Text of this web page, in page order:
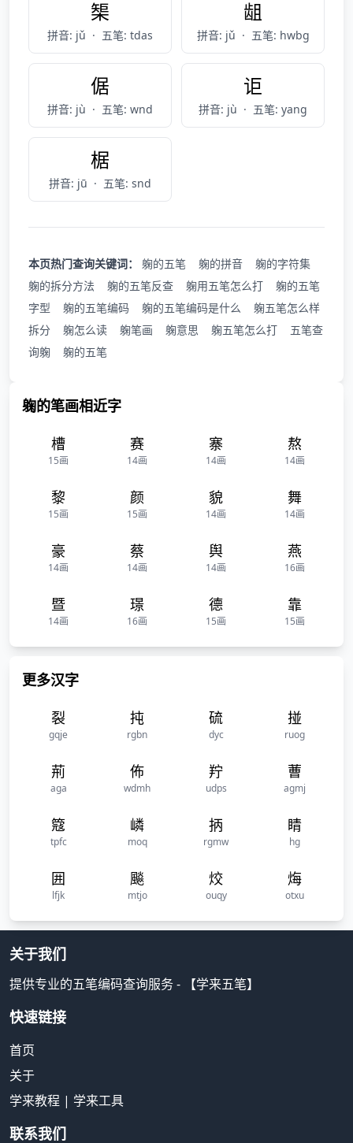
榘
拼音: jǔ · 五笔: tdas
龃
拼音: jǔ · 五笔: hwbg
倨
拼音: jù · 五笔: wnd
讵
拼音: jù · 五笔: yang
椐
拼音: jū · 五笔: snd
本页热门查询关键词： 躹的五笔 躹的拼音
躹的字符集
躹的拆分方法
躹的五笔反查 躹用五笔怎么打
躹的五笔
字型
躹的五笔编码 躹的五笔编码是什么
躹五笔怎么样
拆分
躹怎么读 躹笔画 躹意思 躹五笔怎么打
五笔查
询躹
躹的五笔
躹的笔画相近字
槽
15画
赛
14画
寨
14画
熬
14画
黎
15画
颜
15画
貌
14画
舞
14画
豪
14画
蔡
14画
舆
14画
燕
16画
暨
14画
璟
16画
德
15画
靠
15画
更多汉字
裂
gqje
扽
rgbn
硫
dyc
掽
ruog
荊
aga
佈
wdmh
羜
udps
蓸
agmj
簆
tpfc
嶙
moq
抦
rgmw
睛
hg
囲
lfjk
飈
mtjo
烄
ouqy
烸
otxu
关于我们
提供专业的五笔编码查询服务 - 【学来五笔】
快速链接
首页
关于
学来教程 | 学来工具
联系我们